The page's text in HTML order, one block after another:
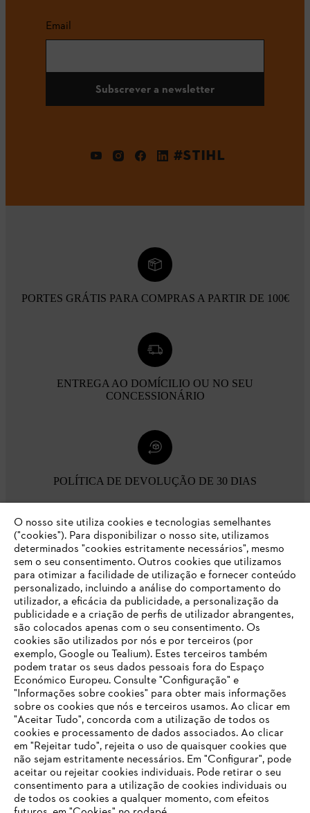
Email
Subscrever a newsletter
#STIHL
PORTES GRÁTIS PARA COMPRAS A PARTIR DE 100€
ENTREGA AO DOMÍCILIO OU NO SEU
CONCESSIONÁRIO
POLÍTICA DE DEVOLUÇÃO DE 30 DIAS
Opções de pagamento
Empresa
FAQs Loja Online
Contacto
O SEU NAVEGADOR NÃO SUPORTA
ESTE WEBSITE
Está utilizar um navegador que ainda não suportamos. Para
obter o melhor uso de nosso site, recomendamos que altere
para um dos seguintes navegadores:
O nosso site utiliza cookies e tecnologias semelhantes
("cookies"). Para disponibilizar o nosso site, utilizamos
determinados "cookies estritamente necessários", mesmo
sem o seu consentimento. Outros cookies que utilizamos
para otimizar a facilidade de utilização e fornecer conteúdo
personalizado, incluindo a análise do comportamento do
utilizador, a eficácia da publicidade, a personalização da
publicidade e a criação de perfis de utilizador abrangentes,
são colocados apenas com o seu consentimento. Os
cookies são utilizados por nós e por terceiros (por
exemplo, Google ou Tealium). Estes terceiros também
podem tratar os seus dados pessoais fora do Espaço
Económico Europeu. Consulte "Configuração" e
"Informações sobre cookies" para obter mais informações
sobre os cookies que nós e terceiros usamos. Ao clicar em
"Aceitar Tudo", concorda com a utilização de todos os
cookies e processamento de dados associados. Ao clicar
em "Rejeitar tudo", rejeita o uso de quaisquer cookies que
não sejam estritamente necessários. Em "Configurar", pode
aceitar ou rejeitar cookies individuais. Pode retirar o seu
consentimento para a utilização de cookies individuais ou
de todos os cookies a qualquer momento, com efeitos